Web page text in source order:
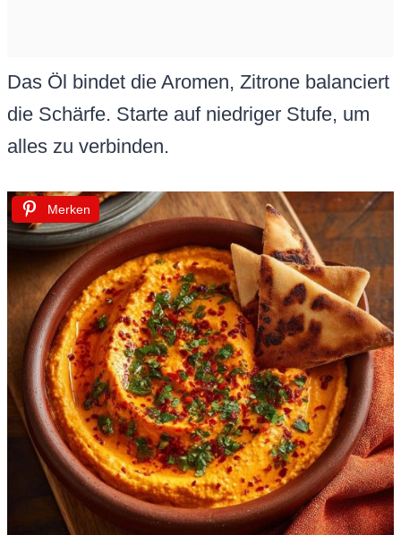
Das Öl bindet die Aromen, Zitrone balanciert
die Schärfe. Starte auf niedriger Stufe, um
alles zu verbinden.
Merken